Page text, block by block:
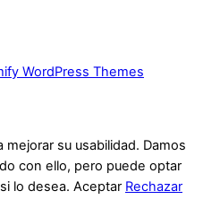
WordPress Themes
su usabilidad. Damos
con ello, pero puede optar
lo desea. Aceptar Rechazar